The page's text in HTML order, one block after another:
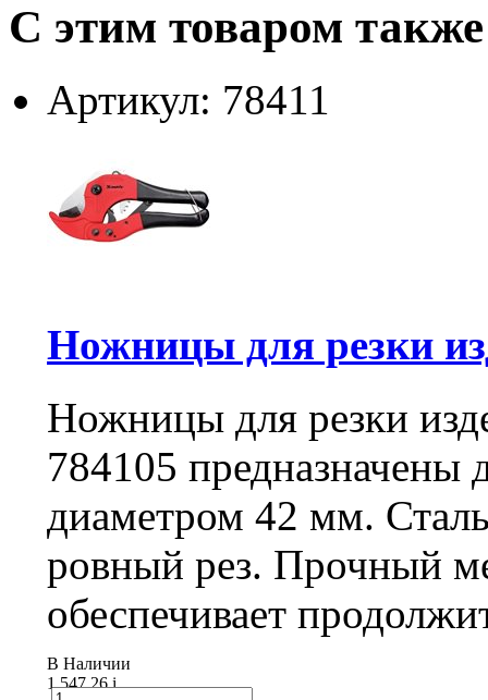
С этим товаром
Артикул: 78411
Ножницы для резки
Ножницы для резки
784105 предназначены
диаметром 42 мм.
ровный рез. Прочный
обеспечивает
В Наличии
1 547.26i